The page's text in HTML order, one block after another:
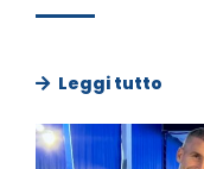
Leggi tutto